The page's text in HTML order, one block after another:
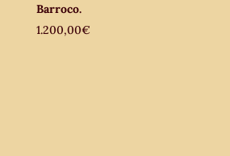
Barroco.
1.200,00€